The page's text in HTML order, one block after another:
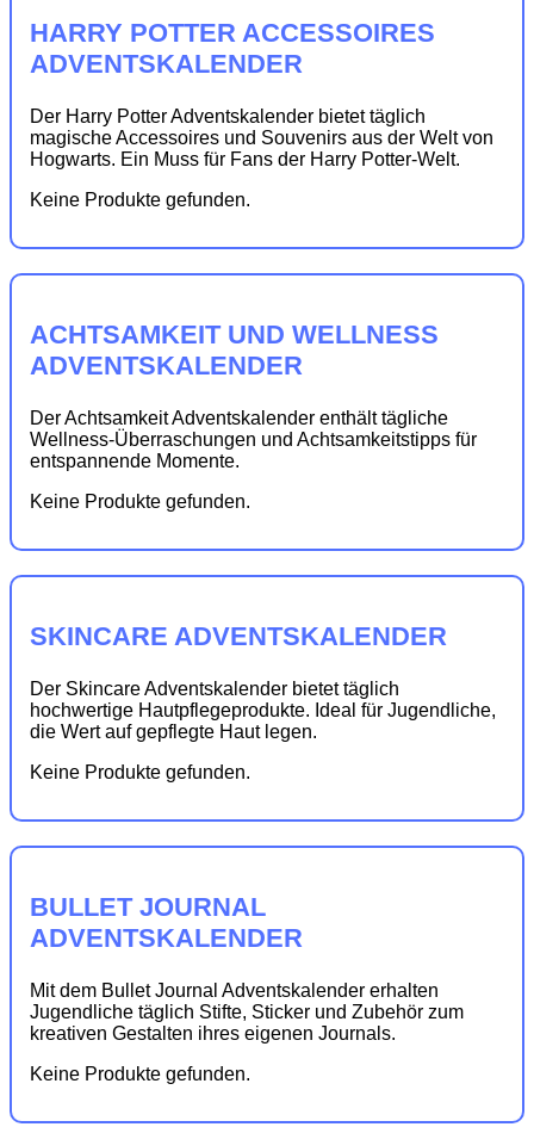
HARRY POTTER ACCESSOIRES
ADVENTSKALENDER
Der Harry Potter Adventskalender bietet täglich
magische Accessoires und Souvenirs aus der Welt von
Hogwarts. Ein Muss für Fans der Harry Potter-Welt.
Keine Produkte gefunden.
ACHTSAMKEIT UND WELLNESS
ADVENTSKALENDER
Der Achtsamkeit Adventskalender enthält tägliche
Wellness-Überraschungen und Achtsamkeitstipps für
entspannende Momente.
Keine Produkte gefunden.
SKINCARE ADVENTSKALENDER
Der Skincare Adventskalender bietet täglich
hochwertige Hautpflegeprodukte. Ideal für Jugendliche,
die Wert auf gepflegte Haut legen.
Keine Produkte gefunden.
BULLET JOURNAL
ADVENTSKALENDER
Mit dem Bullet Journal Adventskalender erhalten
Jugendliche täglich Stifte, Sticker und Zubehör zum
kreativen Gestalten ihres eigenen Journals.
Keine Produkte gefunden.